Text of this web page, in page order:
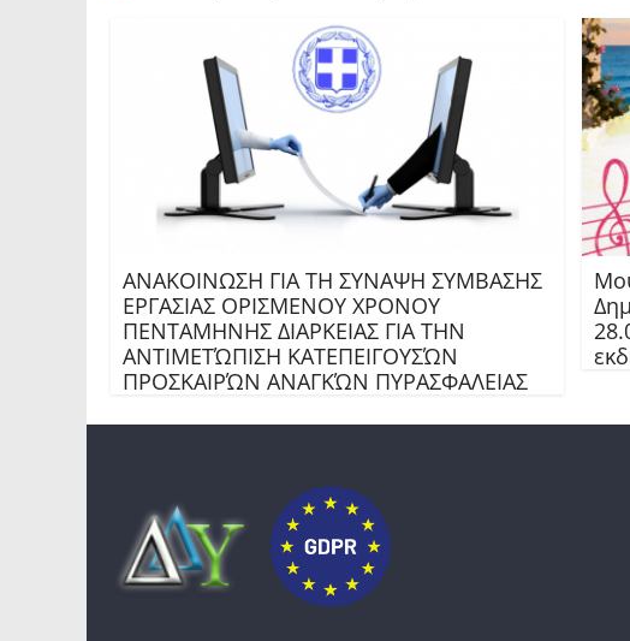
ΑΝΑΚΟΙΝΩΣΗ ΓΙΑ ΤΗ ΣΥΝΑΨΗ ΣΥΜΒΑΣΗΣ
ΕΡΓΑΣΙΑΣ ΟΡΙΣΜΕΝΟΥ ΧΡΟΝΟΥ
ΠΕΝΤΑΜΗΝΗΣ ΔΙΑΡΚΕΙΑΣ ΓΙΑ ΤΗΝ
ΑΝΤΙΜΕΤΏΠΙΣΗ ΚΑΤΕΠΕΙΓΟΥΣΏΝ
ΠΡΟΣΚΑΙΡΏΝ ΑΝΑΓΚΏΝ ΠΥΡΑΣΦΑΛΕΙΑΣ